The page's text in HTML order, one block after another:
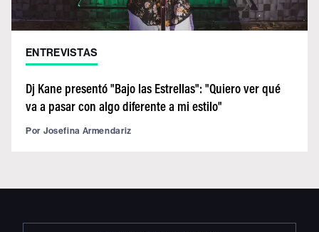
ENTREVISTAS
Dj Kane presentó "Bajo las Estrellas": "Quiero ver qué
va a pasar con algo diferente a mi estilo"
Por Josefina Armendariz